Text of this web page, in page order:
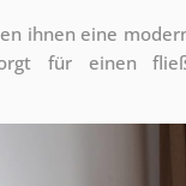
ihnen eine
für einen